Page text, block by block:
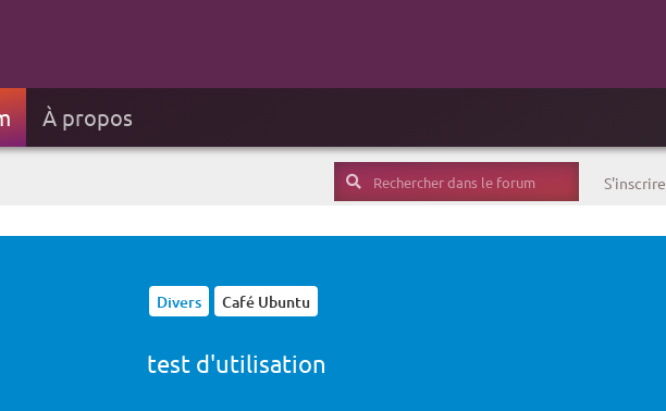
À propos
S'inscrire
Divers Café Ubuntu
test d'utilisation